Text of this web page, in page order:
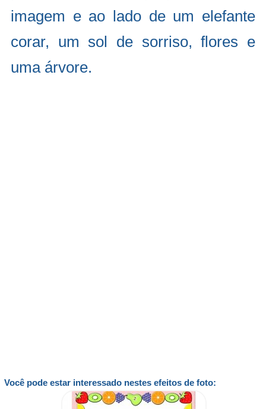
imagem e ao lado de um elefante
corar, um sol de sorriso, flores e
uma árvore.
Você pode estar interessado nestes efeitos de foto: